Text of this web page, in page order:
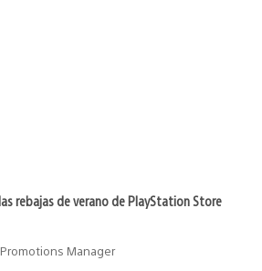
rebajas de verano de PlayStation Store
Manager